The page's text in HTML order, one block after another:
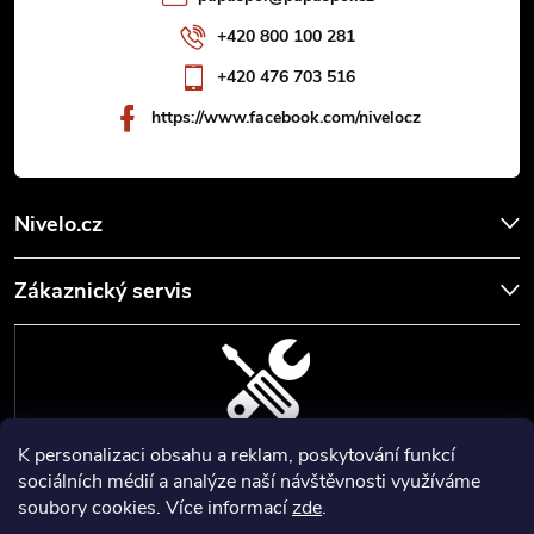
K personalizaci obsahu a reklam, poskytování funkcí
sociálních médií a analýze naší návštěvnosti využíváme
soubory cookies. Více informacízde.
Nivelo.cz
Zákaznický servis
+420 800 100 281
+420 476 703 516
https://www.facebook.com/nivelocz
SERVIS, SEŘÍZENÍ A KALIBRACE
Zajišťujeme servisní a kalibrační služby geodetických a stavebních